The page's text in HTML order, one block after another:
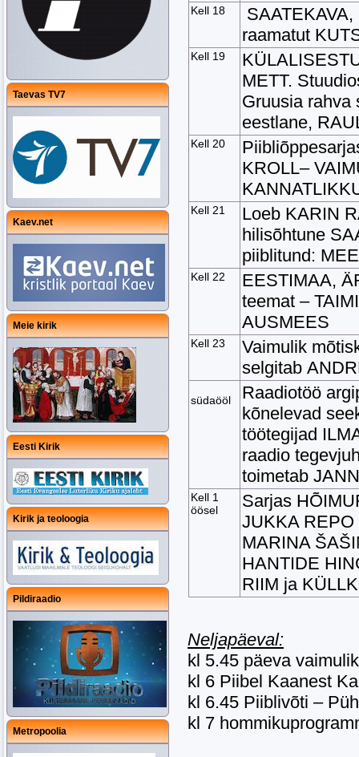
Taevas TV7
Kaev.net
Meie kirik
Eesti Kirik
Kirik ja teoloogia
Pildiraadio
Metropoolia
Kell 18
raamatut
Kell 19
METT.
Gruusia rahva
eestlane,
Kell 20
KROLL–
Kell 21
Loeb KARIN
hilisõhtune
piiblitund:
Kell 22
EESTIMAA,
teemat –
AUSMEES
Kell 23
Vaimulik
selgitab
südaööl
Raadiotöö
kõnelevad
töötegijad
raadio
toimetab
Kell 1
öösel
Sarjas
JUKKA REPO
MARINA
HANTIDE
RIIM ja
Neljapäeval:
kl 5.45 päeva
kl 6 Piibel Kaanest
kl 6.45 Piiblivõti –
kl 7